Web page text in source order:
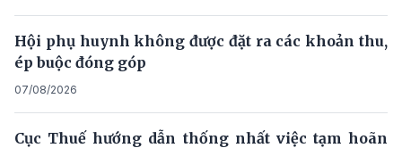
Hội phụ huynh không được đặt ra các khoản thu,
ép buộc đóng góp
07/08/2026
Cục Thuế hướng dẫn thống nhất việc tạm hoãn